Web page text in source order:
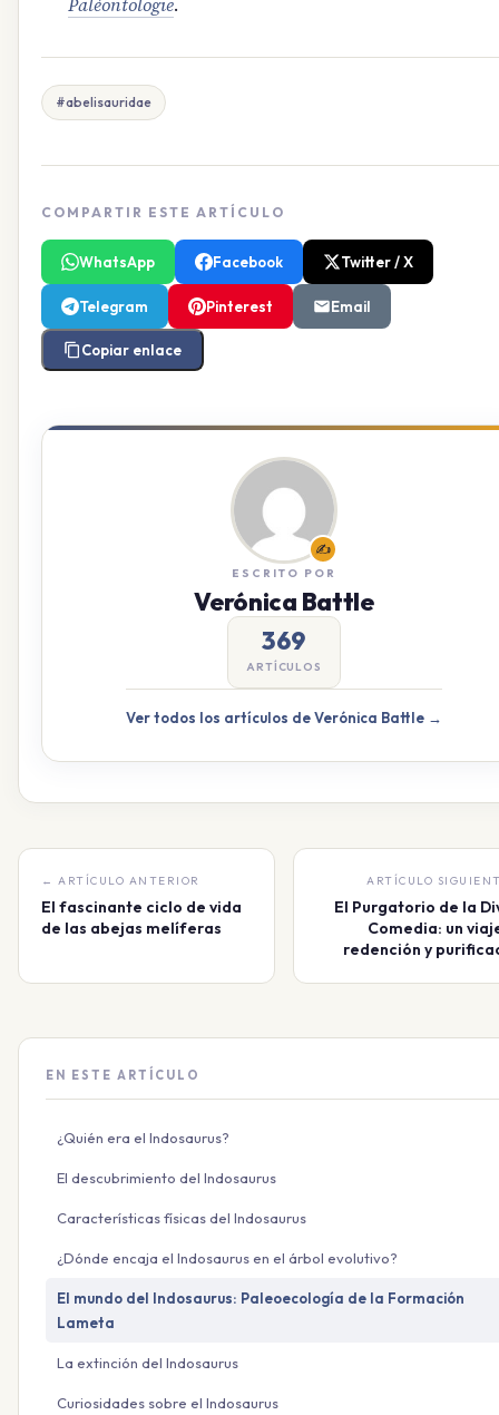
#abelisauridae
COMPARTIR ESTE ARTÍCULO
WhatsApp Facebook Twitter / X
Telegram Pinterest Email
Copiar enlace
✍️
ESCRITO POR
Verónica Battle
369
ARTÍCULOS
Ver todos los artículos de Verónica Battle →
← ARTÍCULO ANTERIOR
El fascinante ciclo de vida
de las abejas melíferas
ARTÍCULO
El Purgatorio de la
Comedia: un
redención y
EN ESTE ARTÍCULO
¿Quién era el Indosaurus?
El descubrimiento del Indosaurus
Características físicas del Indosaurus
¿Dónde encaja el Indosaurus en el árbol evolutivo?
El mundo del Indosaurus: Paleoecología de la Formación
Lameta
La extinción del Indosaurus
Curiosidades sobre el Indosaurus